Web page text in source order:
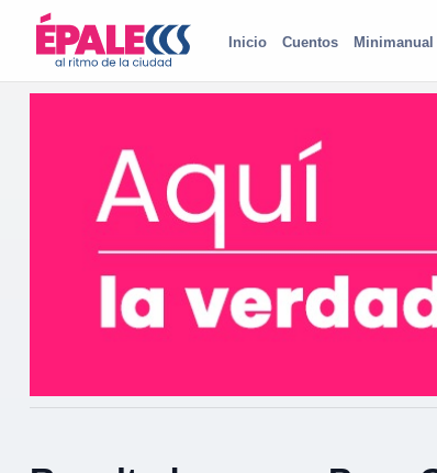
Inicio Cuentos Minimanual